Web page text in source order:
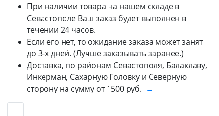
При наличии товара на нашем складе в
Севастополе Ваш заказ будет выполнен в
течении 24 часов.
Если его нет, то ожидание заказа может занят
до 3-х дней. (Лучше заказывать заранее.)
Доставка, по районам Севастополя, Балаклаву,
Инкерман, Сахарную Головку и Северную
сторону на сумму от 1500 руб. →